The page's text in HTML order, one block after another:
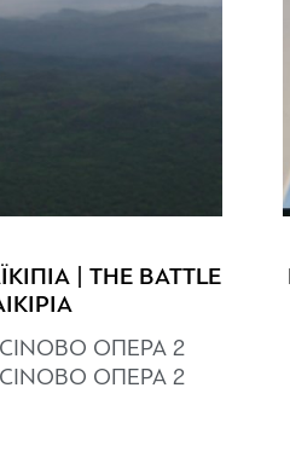
| THE BATTLE
ΟΠΕΡΑ 2
ΟΠΕΡΑ 2